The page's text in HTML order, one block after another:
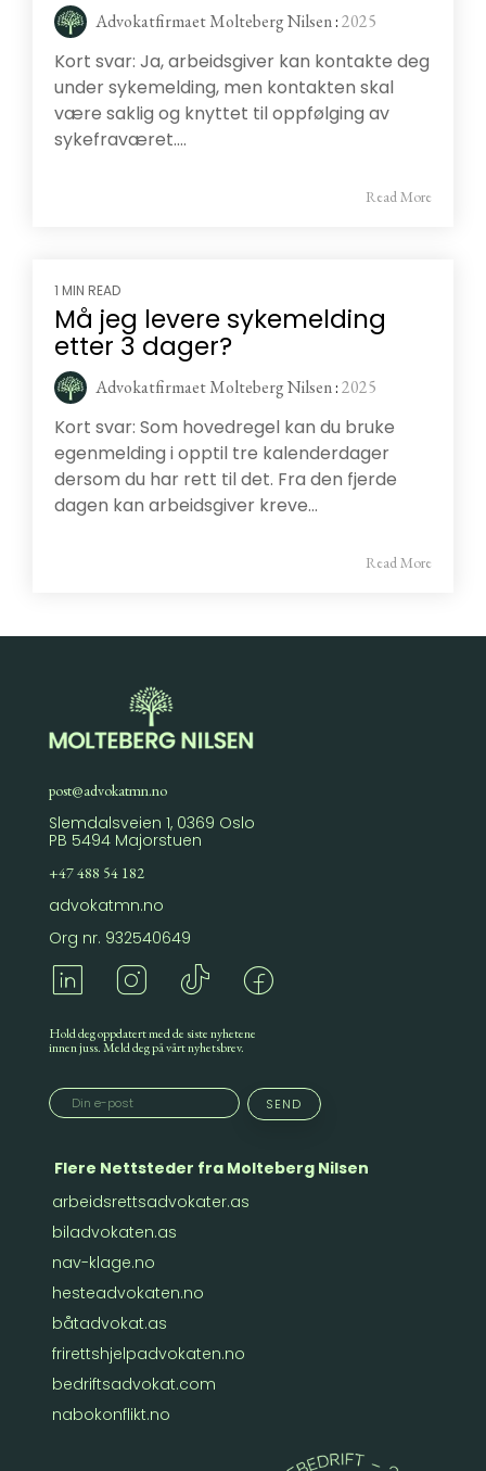
Advokatfirmaet Molteberg Nilsen:2025
Kort svar: Ja, arbeidsgiver kan kontakte deg
under sykemelding, men kontakten skal
være saklig og knyttet til oppfølging av
sykefraværet....
Read More
1 MIN READ
Må jeg levere sykemelding
etter 3 dager?
Advokatfirmaet Molteberg Nilsen:2025
Kort svar: Som hovedregel kan du bruke
egenmelding i opptil tre kalenderdager
dersom du har rett til det. Fra den fjerde
dagen kan arbeidsgiver kreve...
Read More
post@advokatmn.no
Slemdalsveien 1, 0369 Oslo
PB 5494 Majorstuen
+47 488 54 182
advokatmn.no
Org nr. 932540649
Hold deg oppdatert med de siste nyhetene
innen juss. Meld deg på vårt nyhetsbrev.
Flere Nettsteder fra Molteberg Nilsen
arbeidsrettsadvokater.as
biladvokaten.as
nav-klage.no
hesteadvokaten.no
båtadvokat.as
frirettshjelpadvokaten.no
bedriftsadvokat.com
nabokonflikt.no